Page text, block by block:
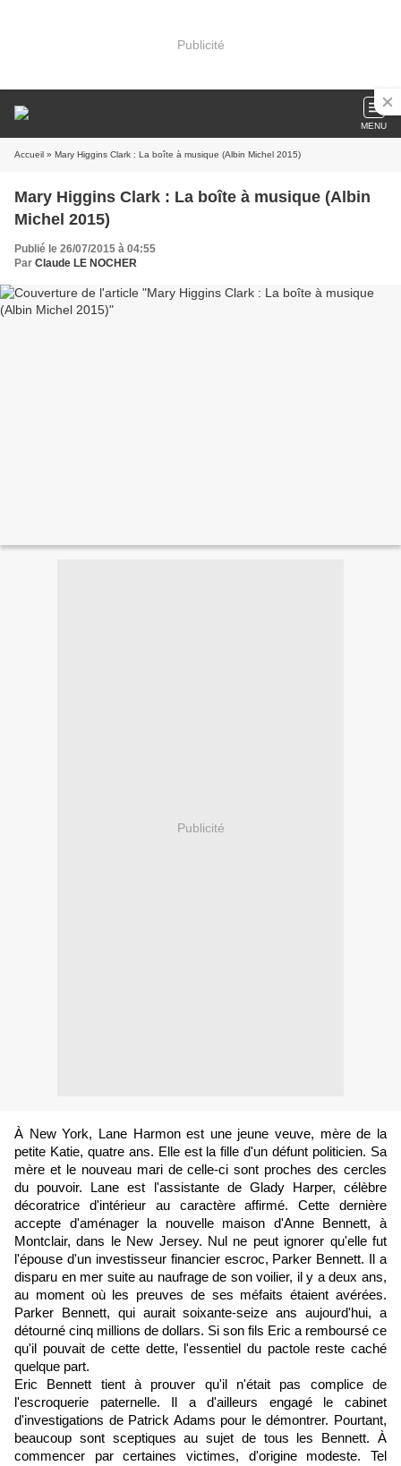
Publicité
MENU
Accueil » Mary Higgins Clark : La boîte à musique (Albin Michel 2015)
Mary Higgins Clark : La boîte à musique (Albin
Michel 2015)
Publié le 26/07/2015 à 04:55
Par Claude LE NOCHER
Publicité
À New York, Lane Harmon est une jeune veuve, mère de la
petite Katie, quatre ans. Elle est la fille d'un défunt politicien. Sa
mère et le nouveau mari de celle-ci sont proches des cercles
du pouvoir. Lane est l'assistante de Glady Harper, célèbre
décoratrice d'intérieur au caractère affirmé. Cette dernière
accepte d'aménager la nouvelle maison d'Anne Bennett, à
Montclair, dans le New Jersey. Nul ne peut ignorer qu'elle fut
l'épouse d'un investisseur financier escroc, Parker Bennett. Il a
disparu en mer suite au naufrage de son voilier, il y a deux ans,
au moment où les preuves de ses méfaits étaient avérées.
Parker Bennett, qui aurait soixante-seize ans aujourd'hui, a
détourné cinq millions de dollars. Si son fils Eric a remboursé ce
qu'il pouvait de cette dette, l'essentiel du pactole reste caché
quelque part.
Eric Bennett tient à prouver qu'il n'était pas complice de
l'escroquerie paternelle. Il a d'ailleurs engagé le cabinet
d'investigations de Patrick Adams pour le démontrer. Pourtant,
beaucoup sont sceptiques au sujet de tous les Bennett. À
commencer par certaines victimes, d'origine modeste. Tel